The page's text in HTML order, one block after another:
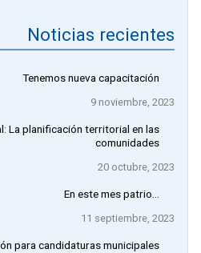
Noticias recientes
Tenemos nueva capacitación
9 noviembre, 2023
La planificación territorial en las
comunidades
20 octubre, 2023
En este mes patrio…
11 septiembre, 2023
para candidaturas municipales